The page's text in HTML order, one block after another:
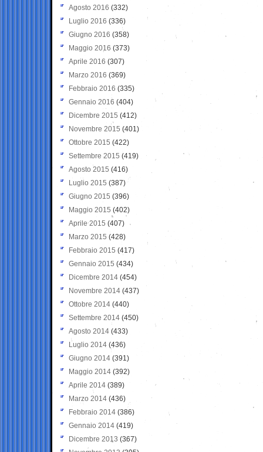
Agosto 2016 (332)
Luglio 2016 (336)
Giugno 2016 (358)
Maggio 2016 (373)
Aprile 2016 (307)
Marzo 2016 (369)
Febbraio 2016 (335)
Gennaio 2016 (404)
Dicembre 2015 (412)
Novembre 2015 (401)
Ottobre 2015 (422)
Settembre 2015 (419)
Agosto 2015 (416)
Luglio 2015 (387)
Giugno 2015 (396)
Maggio 2015 (402)
Aprile 2015 (407)
Marzo 2015 (428)
Febbraio 2015 (417)
Gennaio 2015 (434)
Dicembre 2014 (454)
Novembre 2014 (437)
Ottobre 2014 (440)
Settembre 2014 (450)
Agosto 2014 (433)
Luglio 2014 (436)
Giugno 2014 (391)
Maggio 2014 (392)
Aprile 2014 (389)
Marzo 2014 (436)
Febbraio 2014 (386)
Gennaio 2014 (419)
Dicembre 2013 (367)